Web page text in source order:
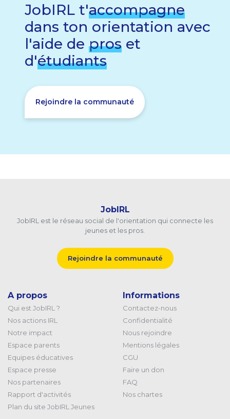
JobIRL t'accompagne
dans ton orientation avec
l'aide de pros et
d'étudiants
Rejoindre la communauté
JobIRL
JobIRL est le réseau social de l'orientation qui connecte les
jeunes et les pros.
Rejoindre la communauté
A propos
Qui est JobIRL ?
Nos actions IRL
Notre impact
Espace parents
Equipes éducatives
Espace presse
Nos partenaires
Rapport d'activités
Plan du site JobIRL Jeunes
Informations
Contactez-nous
Confidentialité
Nous rejoindre
Mentions légales
CGU
Faire un don
FAQ
Nos chartes